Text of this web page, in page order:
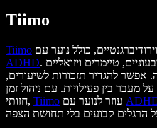
Tiimo
Tiimo כולל נוער עם
ADHD. הוא מחליף רשימות באייקונים צבעוניים, טיימרים ויזואליים
להגדיר תזכורות לשיעורים,
מעבר בין פעילויות. עם ניהול זמן
חזותי, Tiimo